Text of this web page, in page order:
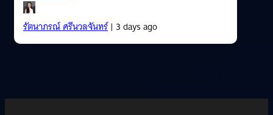
รัตนาภรณ์ ศรีนวลจันทร์| 3 days ago